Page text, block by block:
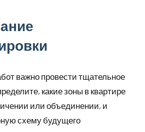
важно провести тщательное
какие зоны в квартире
или объединении, и
схему будущего